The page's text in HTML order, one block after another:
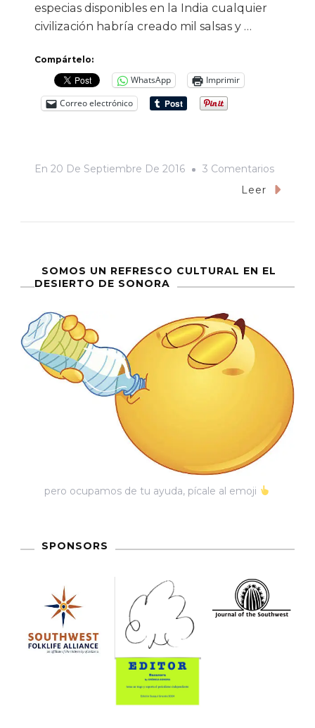
especias disponibles en la India cualquier
civilización habría creado mil salsas y …
Compártelo:
WhatsApp
Imprimir
Correo electrónico
En 20 De Septiembre De 2016 3 ComentariosEn
De
De
De
Una
Cena
Pro
Leer
SOMOS UN REFRESCO CULTURAL EN EL
DESIERTO DE SONORA
pero ocupamos de tu ayuda, pícale al emoji
SPONSORS